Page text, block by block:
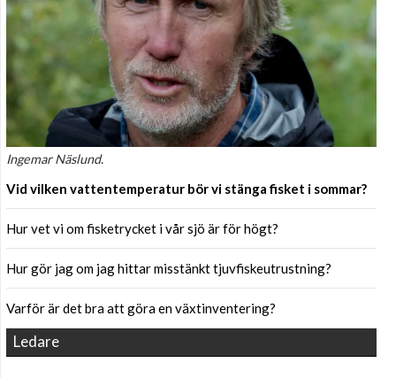
Ingemar Näslund.
Vid vilken vattentemperatur bör vi stänga fisket i sommar?
Hur vet vi om fisketrycket i vår sjö är för högt?
Hur gör jag om jag hittar misstänkt tjuvfiskeutrustning?
Varför är det bra att göra en växtinventering?
Ledare